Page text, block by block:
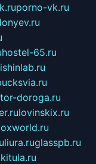
porno-vk.ru
hostel-65.ru
doroga.ru
lovinskix.ru
liura.ruglasspb.ru